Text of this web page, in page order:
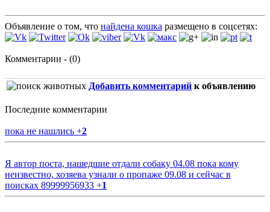
Объявление о том, что найдена кошка размещено в соцсетях:
Комментарии - (0)
Добавить комментарий к объявлению
Последние комментарии
пока не нашлись +2
Я автор поста, нашедшие отдали собаку 04.08 пока кому
неизвестно, хозяева узнали о пропаже 09.08 и сейчас в
поисках 89999956933 +1